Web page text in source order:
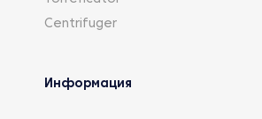
Centrifuger
Информация